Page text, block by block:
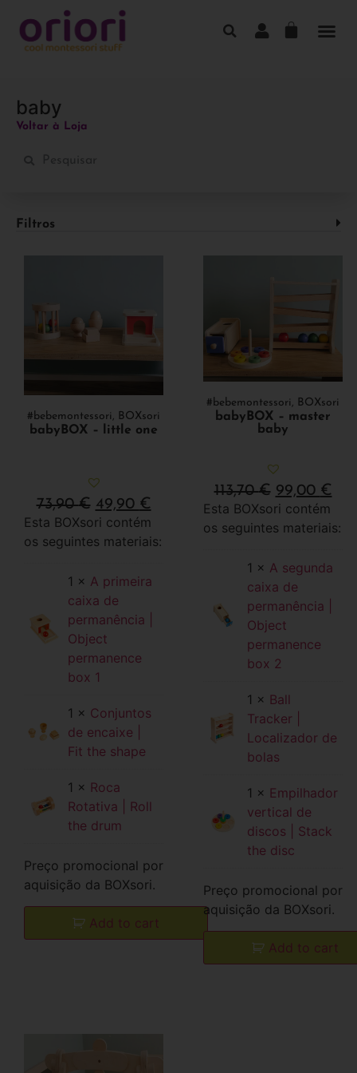
baby
Voltar à Loja
Filtros
#bebemontessori , BOXsori
babyBOX – little one
73,90€ 49,90 €
Esta BOXsori contém
os seguintes materiais:
1 × A primeira
caixa de
permanência |
Object
permanence
box 1
1 × Conjuntos
de encaixe |
Fit the shape
1 × Roca
Rotativa | Roll
the drum
Preço promocional por
aquisição da BOXsori.
Add to cart
#bebemontessori , BOXsori
babyBOX – master
baby
113,70€ 99,00 €
Esta BOXsori contém
os seguintes materiais:
1 × A segunda
caixa de
permanência |
Object
permanence
box 2
1 × Ball
Tracker |
Localizador de
bolas
1 × Empilhador
vertical de
discos | Stack
the disc
Preço promocional por
aquisição da BOXsori.
Add to cart